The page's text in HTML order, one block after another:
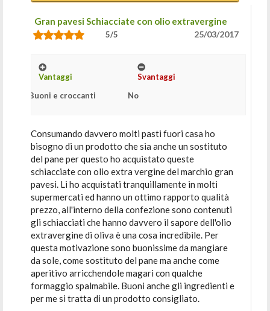
Gran pavesi Schiacciate con olio extravergine
5/5 25/03/2017
Vantaggi
Buoni e croccanti
Svantaggi
No
Consumando davvero molti pasti fuori casa ho
bisogno di un prodotto che sia anche un sostituto
del pane per questo ho acquistato queste
schiacciate con olio extra vergine del marchio gran
pavesi. Li ho acquistati tranquillamente in molti
supermercati ed hanno un ottimo rapporto qualità
prezzo, all'interno della confezione sono contenuti
gli schiacciati che hanno davvero il sapore dell'olio
extravergine di oliva è una cosa incredibile. Per
questa motivazione sono buonissime da mangiare
da sole, come sostituto del pane ma anche come
aperitivo arricchendole magari con qualche
formaggio spalmabile. Buoni anche gli ingredienti e
per me si tratta di un prodotto consigliato.